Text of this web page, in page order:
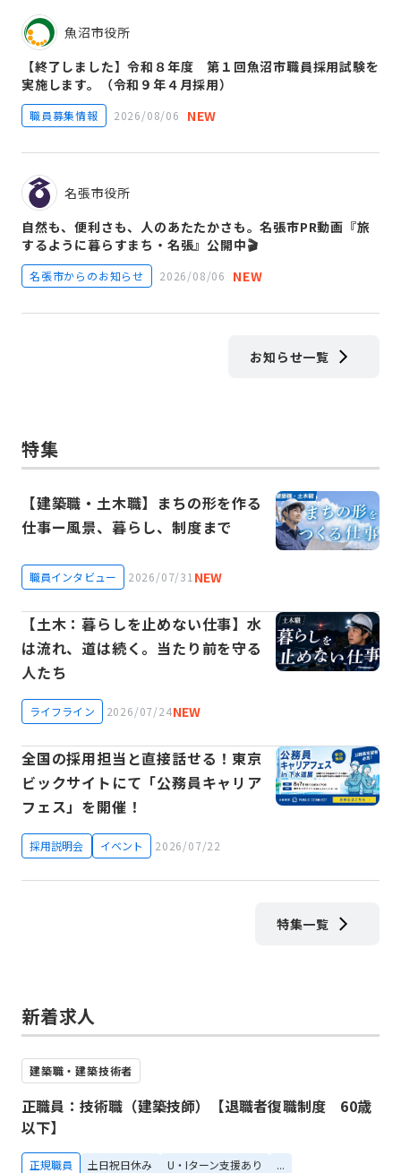
魚沼市役所
【終了しました】令和８年度 第１回魚沼市職員採用試験を
実施します。（令和９年４月採用）
職員募集情報 2026/08/06 NEW
名張市役所
自然も、便利さも、人のあたたかさも。名張市PR動画『旅
するように暮らすまち・名張』公開中🎬
名張市からのお知らせ 2026/08/06 NEW
お知らせ一覧
特集
【建築職・土木職】まちの形を作る
仕事ー風景、暮らし、制度まで
職員インタビュー 2026/07/31 NEW
【土木：暮らしを止めない仕事】水
は流れ、道は続く。当たり前を守る
人たち
ライフライン 2026/07/24NEW
全国の採用担当と直接話せる！東京
ビックサイトにて「公務員キャリア
フェス」を開催！
採用説明会 イベント 2026/07/22
特集一覧
新着求人
建築職・建築技術者
正職員：技術職（建築技師）【退職者復職制度 60歳
以下】
正規職員 土日祝日休み U・Iターン支援あり ...